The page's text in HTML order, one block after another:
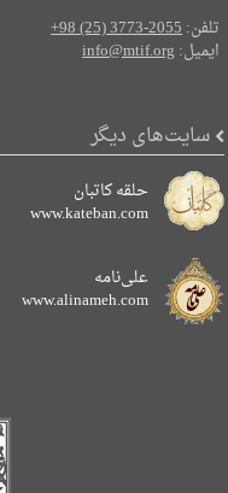
تلفن:+98 (25) 3773-2055
ایمیل:info@mtif.org
سایت‌های دیگر
حلقه کاتبان
www.kateban.com
علی‌نامه
www.alinameh.com